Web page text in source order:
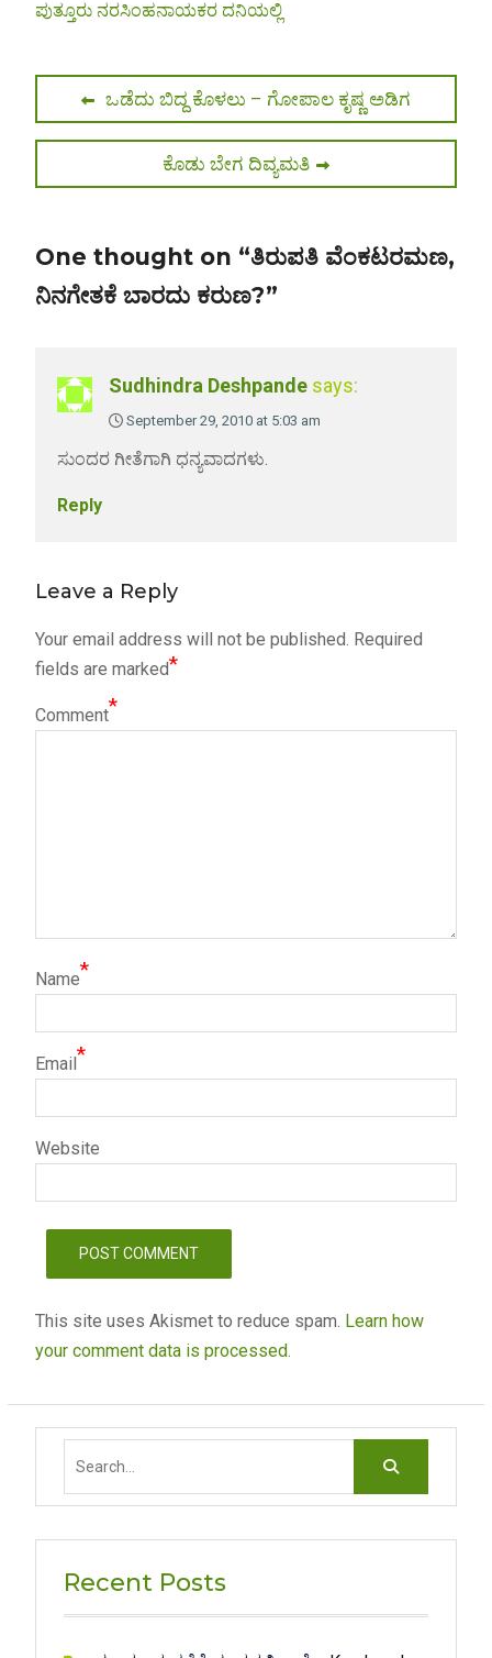
ಪುತ್ತೂರು ನರಸಿಂಹನಾಯಕರ ದನಿಯಲ್ಲಿ
Post
navigation
Previous
post:
ಒಡೆದು ಬಿದ್ದ ಕೊಳಲು – ಗೋಪಾಲ ಕೃಷ್ಣ ಅಡಿಗ
Next
post:
ಕೊಡು ಬೇಗ ದಿವ್ಯಮತಿ
One thought on “ತಿರುಪತಿ ವೆಂಕಟರಮಣ,
ನಿನಗೇತಕೆ ಬಾರದು ಕರುಣ?”
Sudhindra Deshpande says:
September 29, 2010 at 5:03 am
ಸುಂದರ ಗೀತೆಗಾಗಿ ಧನ್ಯವಾದಗಳು.
Reply
Leave a Reply
Your email address will not be published. Required
fields are marked*
Comment*
Name*
Email*
Website
This site uses Akismet to reduce spam. Learn how
your comment data is processed.
Recent Posts